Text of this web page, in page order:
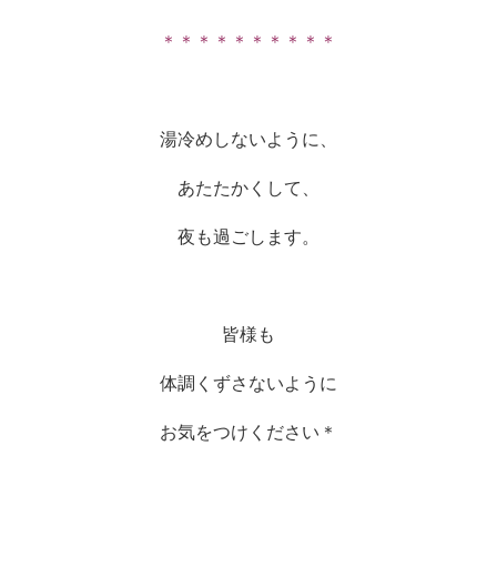
＊＊＊＊＊＊＊＊＊＊
湯冷めしないように、
あたたかくして、
夜も過ごします。
皆様も
体調くずさないように
お気をつけください＊